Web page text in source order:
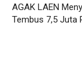
AGAK LAEN
Tembus 7,5 Juta